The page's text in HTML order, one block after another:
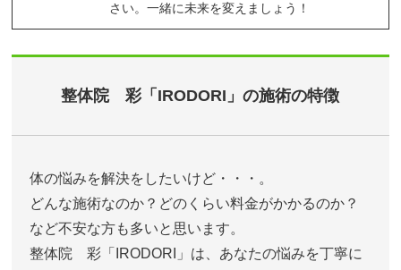
さい。一緒に未来を変えましょう！
整体院 彩「IRODORI」の施術の特徴
体の悩みを解決をしたいけど・・・。
どんな施術なのか？どのくらい料金がかかるのか？
など不安な方も多いと思います。
整体院 彩「IRODORI」は、あなたの悩みを丁寧に